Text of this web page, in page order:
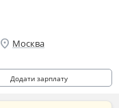
location_on Москва
Додати зарплату